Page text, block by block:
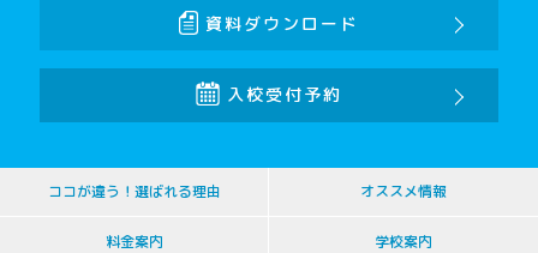
資料ダウンロード
入校受付予約
ココが違う！選ばれる理由 オススメ情報
料金案内 学校案内